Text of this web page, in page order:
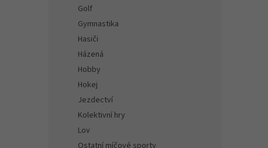
Golf
Gymnastika
Hasiči
Házená
Hobby
Hokej
Jezdectví
Kolektivní hry
Lov
Ostatní míčové sporty